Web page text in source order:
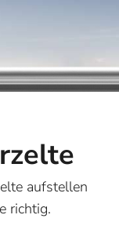
aufstellen
richtig.